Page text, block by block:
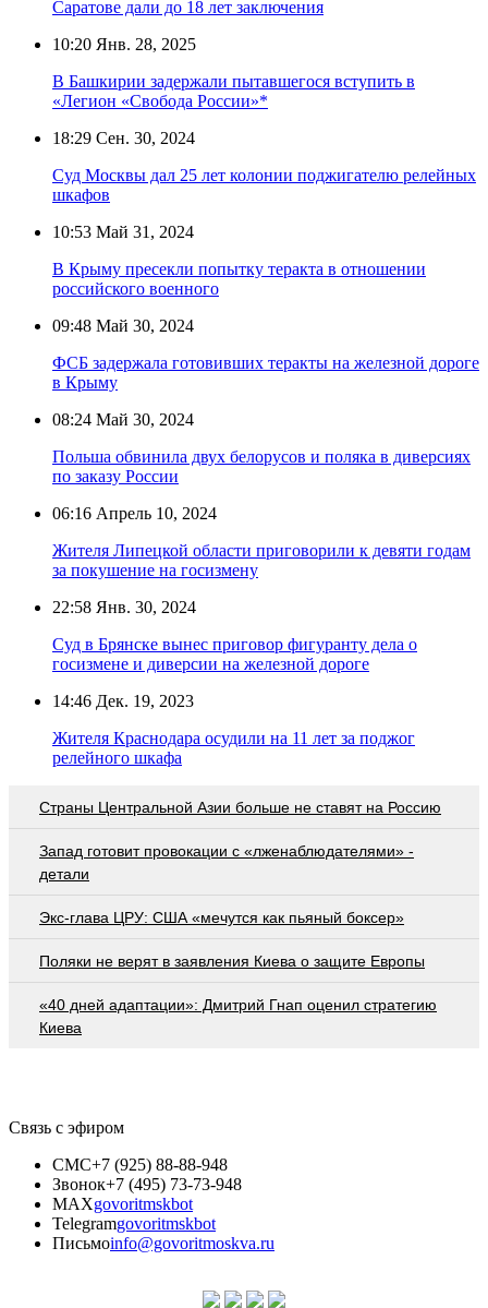
Саратове дали до 18 лет заключения
10:20 Янв. 28, 2025
В Башкирии задержали пытавшегося вступить в
«Легион «Свобода России»*
18:29 Сен. 30, 2024
Суд Москвы дал 25 лет колонии поджигателю релейных
шкафов
10:53 Май 31, 2024
В Крыму пресекли попытку теракта в отношении
российского военного
09:48 Май 30, 2024
ФСБ задержала готовивших теракты на железной дороге
в Крыму
08:24 Май 30, 2024
Польша обвинила двух белорусов и поляка в диверсиях
по заказу России
06:16 Апрель 10, 2024
Жителя Липецкой области приговорили к девяти годам
за покушение на госизмену
22:58 Янв. 30, 2024
Суд в Брянске вынес приговор фигуранту дела о
госизмене и диверсии на железной дороге
14:46 Дек. 19, 2023
Жителя Краснодара осудили на 11 лет за поджог
релейного шкафа
Страны Центральной Азии больше не ставят на Россию
Запад готовит провокации с «лженаблюдателями» -
детали
Экс-глава ЦРУ: США «мечутся как пьяный боксер»
Поляки не верят в заявления Киева о защите Европы
«40 дней адаптации»: Дмитрий Гнап оценил стратегию
Киева
Связь с эфиром
СМС+7 (925) 88-88-948
Звонок+7 (495) 73-73-948
MAXgovoritmskbot
Telegramgovoritmskbot
Письмоinfo@govoritmoskva.ru